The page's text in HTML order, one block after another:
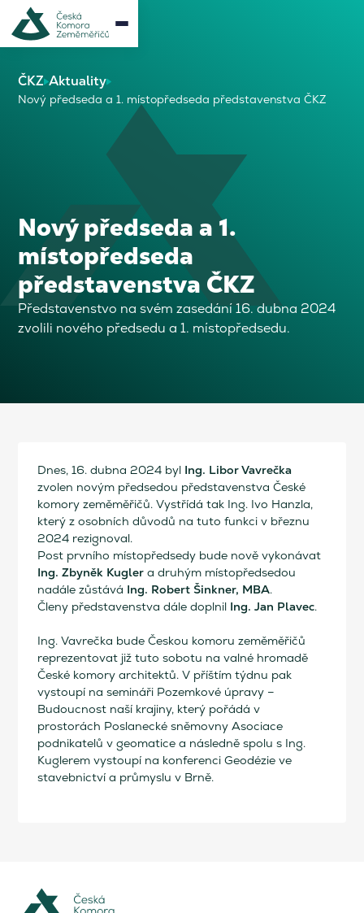
ČKZ Aktuality
Nový předseda a 1. místopředseda představenstva ČKZ
Nový předseda a 1.
místopředseda
představenstva ČKZ
Představenstvo na svém zasedání 16. dubna 2024
zvolili nového předsedu a 1. místopředsedu.
Dnes, 16. dubna 2024 byl Ing. Libor Vavrečka
zvolen novým předsedou představenstva České
komory zeměměřičů. Vystřídá tak Ing. Ivo Hanzla,
který z osobních důvodů na tuto funkci v březnu
2024 rezignoval.
Post prvního místopředsedy bude nově vykonávat
Ing. Zbyněk Kugler a druhým místopředsedou
nadále zůstává Ing. Robert Šinkner, MBA.
Členy představenstva dále doplnil Ing. Jan Plavec.
Ing. Vavrečka bude Českou komoru zeměměřičů
reprezentovat již tuto sobotu na valné hromadě
České komory architektů. V příštím týdnu pak
vystoupí na semináři Pozemkové úpravy –
Budoucnost naší krajiny, který pořádá v
prostorách Poslanecké sněmovny Asociace
podnikatelů v geomatice a následně spolu s Ing.
Kuglerem vystoupí na konferenci Geodézie ve
stavebnictví a průmyslu v Brně.